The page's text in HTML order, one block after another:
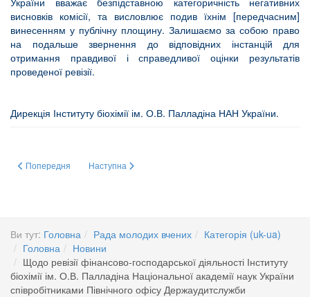
висновків комісії, та висловлює подив їхнім [передчасним]
винесенням у публічну площину. Залишаємо за собою право
на подальше звернення до відповідних інстанцій для
отримання правдивої і справедливої оцінки результатів
проведеної ревізії.
Дирекція Інституту біохімії ім. О.В. Палладіна НАН України.
Попередня стаття: ПРО НАУКУ, ГРОШІ, ПОЛІТИКУ І ПОРЯДНІСТЬ
Попередня Наступна стаття: За особливі досягнення у розбудові
Наступна
Ви тут: Головна Рада молодих вчених
Категорія (uk-ua)
Головна
Новини
Щодо ревізії фінансово-господарської діяльності Інституту
біохімії ім. О.В. Палладіна Національної академії наук України
співробітниками Північного офісу Держаудитслужби